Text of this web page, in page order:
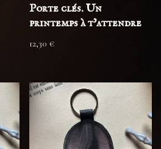
Porte clés. Un
printemps à t’attendre
12,30€